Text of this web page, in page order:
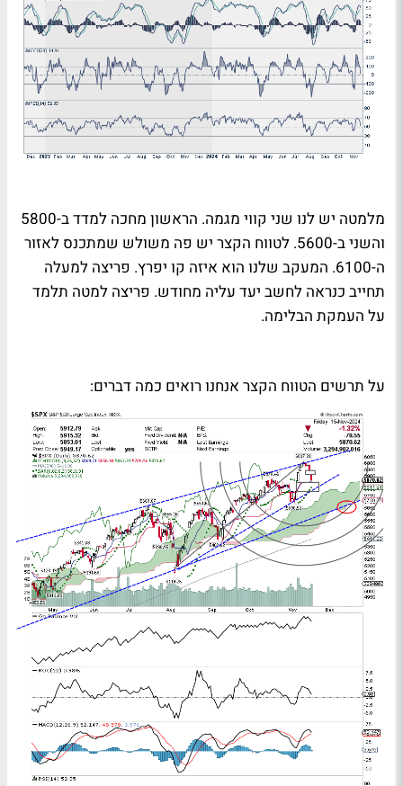
מלמטה יש לנו שני קווי מגמה. הראשון מחכה למדד ב-5800
והשני ב-5600. לטווח הקצר יש פה משולש שמתכנס לאזור
ה-6100. המעקב שלנו הוא איזה קו יפרץ. פריצה למעלה
תחייב כנראה לחשב יעד עליה מחודש. פריצה למטה תלמד
על העמקת הבלימה.
על תרשים הטווח הקצר אנחנו רואים כמה דברים: